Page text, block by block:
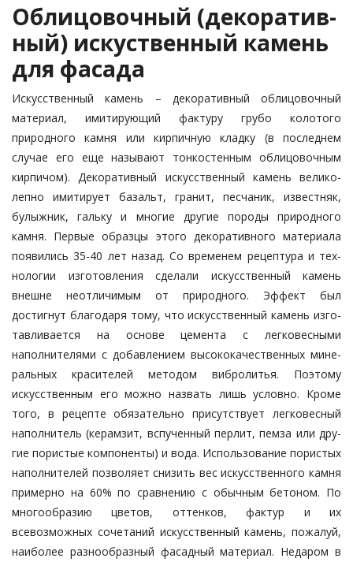
Облицовочный (деко­ра­тив­
ный) искуственный камень
для фасада
Искусственный камень – декора­тив­­ный облицовочный
материал, ими­­тирующий фактуру грубо коло­то­го
природного камня или кирпичную кладку (в последнем
случае его еще называют тонкостенным обли­цовоч­ным
кирпичом). Декора­тив­ный искус­ственный камень велико­
лепно ими­тирует базальт, гранит, песчаник, из­вестняк,
булыжник, гальку и многие другие породы природного
камня. Пер­вые образцы этого декоративно­го материала
появились 35-40 лет на­­зад. Со временем рецептура и тех­
нологии изготовления сделали искусственный камень
внешне не­от­личимым от природного. Эф­фект был
достигнут благодаря тому, что искусственный камень изго­
тав­лива­ет­ся на основе цемента с лег­ковес­­ны­ми
наполнителями с до­бав­ле­нием высококачественных ми­не­
раль­ных кра­сителей методом вибро­литья. По­это­­му
искусственным его мож­но назвать лишь условно. Кроме
того, в рецепте обязательно при­сут­ству­ет лег­ковесный
наполнитель (ке­рам­зит, вспученный перлит, пемза или дру­
гие пористые компоненты) и во­да. Использование пористых
напол­ните­­лей позволяет снизить вес ис­кус­ст­венного камня
примерно на 60% по срав­­нению с обычным бетоном. По
мно­­­­гообразию цветов, оттенков, фак­тур и их
всевозможных сочетаний искусственный камень, по­­жалуй,
наиболее разнообразный фа­­садный материал. Недаром в